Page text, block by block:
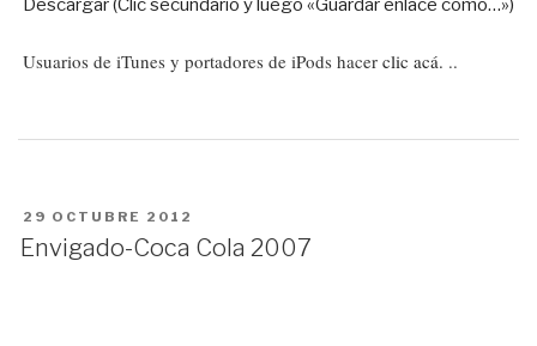
Descargar (Clic secundario y luego «Guardar enlace como…»)
Usuarios de iTunes y portadores de iPods hacerclic acá. ..
PUBLICADO
EN
29 OCTUBRE 2012
Envigado-Coca Cola 2007